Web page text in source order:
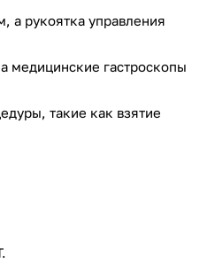
а рукоятка управления
медицинские гастроскопы
такие как взятие